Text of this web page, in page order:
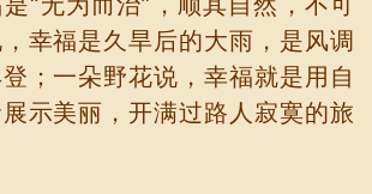
幸福是久旱后的大雨，是风调
；一朵野花说，幸福就是用自
示美丽，开满过路人寂寞的旅